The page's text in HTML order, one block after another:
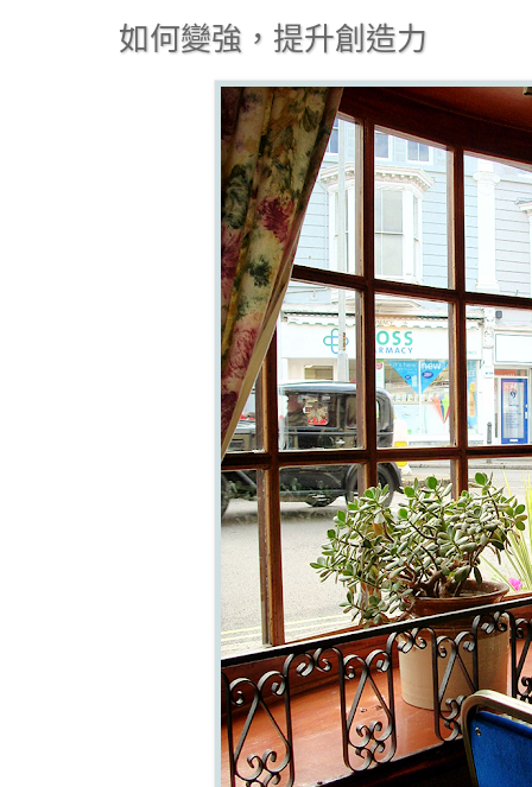
如何變強，提升創造力